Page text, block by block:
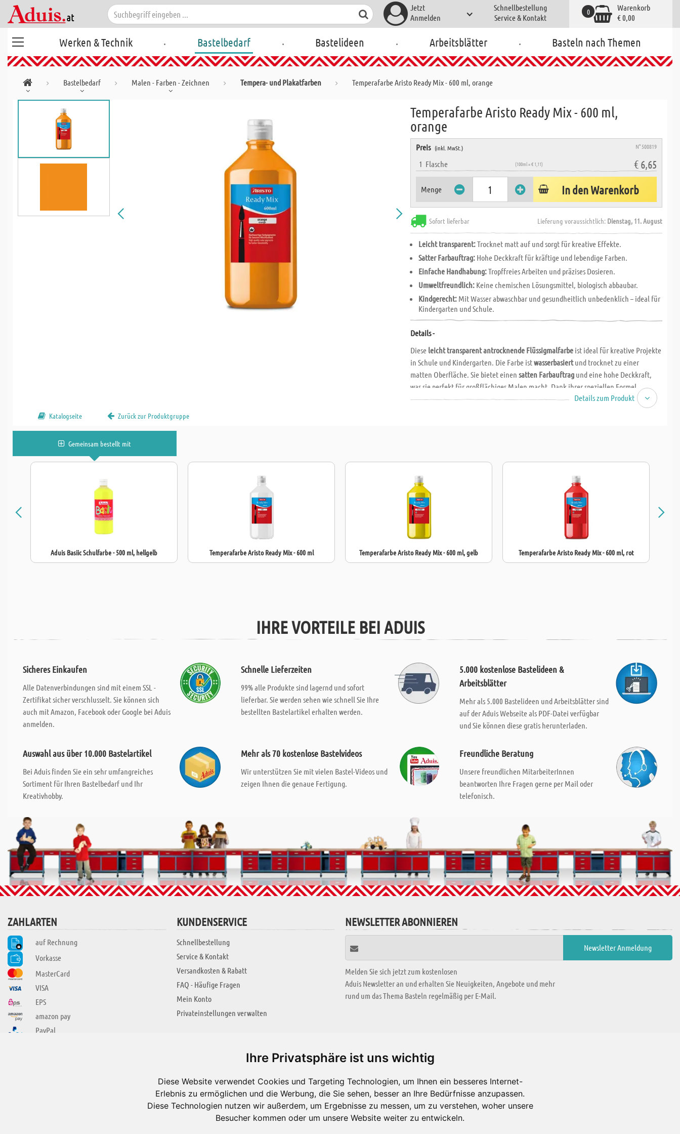
Ihre Privatsphäre ist uns wichtig
Diese Website verwendet Cookies und Targeting Technologien, um Ihnen ein besseres Internet-
Erlebnis zu ermöglichen und die Werbung, die Sie sehen, besser an Ihre Bedürfnisse anzupassen.
Diese Technologien nutzen wir außerdem, um Ergebnisse zu messen, um zu verstehen, woher unsere
Besucher kommen oder um unsere Website weiter zu entwickeln.
Jetzt
Anmelden
Schnellbestellung
Service & Kontakt
Warenkorb
€ 0,00
0
Werken & Technik . Bastelbedarf . Bastelideen . Arbeitsblätter . Basteln nach Themen
Bastelbedarf Malen - Farben - Zeichnen Tempera- und Plakatfarben Temperafarbe Aristo Ready Mix - 600 ml, orange
Temperafarbe Aristo Ready Mix - 600 ml,
orange
Preis (inkl. MwSt.) N° 500819
1 Flasche (100ml = € 1,11) € 6,65
Menge In den Warenkorb
Sofort lieferbar Lieferung voraussichtlich: Dienstag, 11. August
Leicht transparent:Trocknet matt auf und sorgt für kreative Effekte.
Satter Farbauftrag: Hohe Deckkraft für kräftige und lebendige Farben.
Einfache Handhabung:Tropffreies Arbeiten und präzises Dosieren.
Umweltfreundlich: Keine chemischen Lösungsmittel, biologisch abbaubar.
Kindgerecht: Mit Wasser abwaschbar und gesundheitlich unbedenklich – ideal für
Kindergarten und Schule.
Details -
Diese leicht transparent antrocknende Flüssigmalfarbe ist ideal für kreative Projekte
in Schule und Kindergarten. Die Farbe istwasserbasiertund trocknet zu einer
matten Oberfläche. Sie bietet einensatten Farbauftrag und eine hohe Deckkraft,
was sie perfekt für großflächiges Malen macht. Dank ihrer speziellen Formel
ermöglicht siesauberes, tropffreies Arbeitenund eine exakte Dosierung, ohne
optimal für den Einsatz mit Kindern.
Diese
ist die perfekte Wahl für Pädagogen, die hochwertige und
sichere Farben für kreative Kinderprojekte suchen.
Details zum Produkt
Katalogseite Zurück zur Produktgruppe
Gemeinsam bestellt mit
Aduis Basiic Schulfarbe - 500 ml, hellgelb Temperafarbe Aristo Ready Mix - 600 ml Temperafarbe Aristo Ready Mix - 600 ml, gelb Temperafarbe Aristo Ready Mix - 600 ml, rot
IHRE VORTEILE BEI ADUIS
Sicheres Einkaufen
Alle Datenverbindungen sind mit einem SSL -
Zertifikat sicher verschlusselt. Sie können sich
auch mit Amazon, Facebook oder Google bei Aduis
anmelden.
Schnelle Lieferzeiten
99% alle Produkte sind lagernd und sofort
lieferbar. Sie werden sehen wie schnell Sie Ihre
bestellten Bastelartikel erhalten werden.
5.000 kostenlose Bastelideen &
Arbeitsblätter
Mehr als 5.000 Bastelideen und Arbeitsblätter sind
auf der Aduis Webseite als PDF-Datei verfügbar
und Sie können diese gratis herunterladen.
Auswahl aus über 10.000 Bastelartikel
Bei Aduis finden Sie ein sehr umfangreiches
Sortiment für Ihren Bastelbedarf und Ihr
Kreativhobby.
Mehr als 70 kostenlose Bastelvideos
Wir unterstützen Sie mit vielen Bastel-Videos und
zeigen Ihnen die genaue Fertigung.
Freundliche Beratung
Unsere freundlichen MitarbeiterInnen
beantworten Ihre Fragen gerne per Mail oder
telefonisch.
ZAHLARTEN
auf Rechnung
Vorkasse
MasterCard
VISA
EPS
amazon pay
PayPal
KUNDENSERVICE
Schnellbestellung
Service & Kontakt
Versandkosten & Rabatt
FAQ - Häufige Fragen
Mein Konto
Privateinstellungen verwalten
NEWSLETTER ABONNIEREN
Melden Sie sich jetzt zum kostenlosen
Aduis Newsletter an und erhalten Sie Neuigkeiten, Angebote und mehr
rund um das Thema Basteln regelmäßig per E-Mail.
Jobs
Impressum
KREATIV ZONE
Alle Videos
Bastelideen
Arbeitsblätter
Es gibt uns auch in